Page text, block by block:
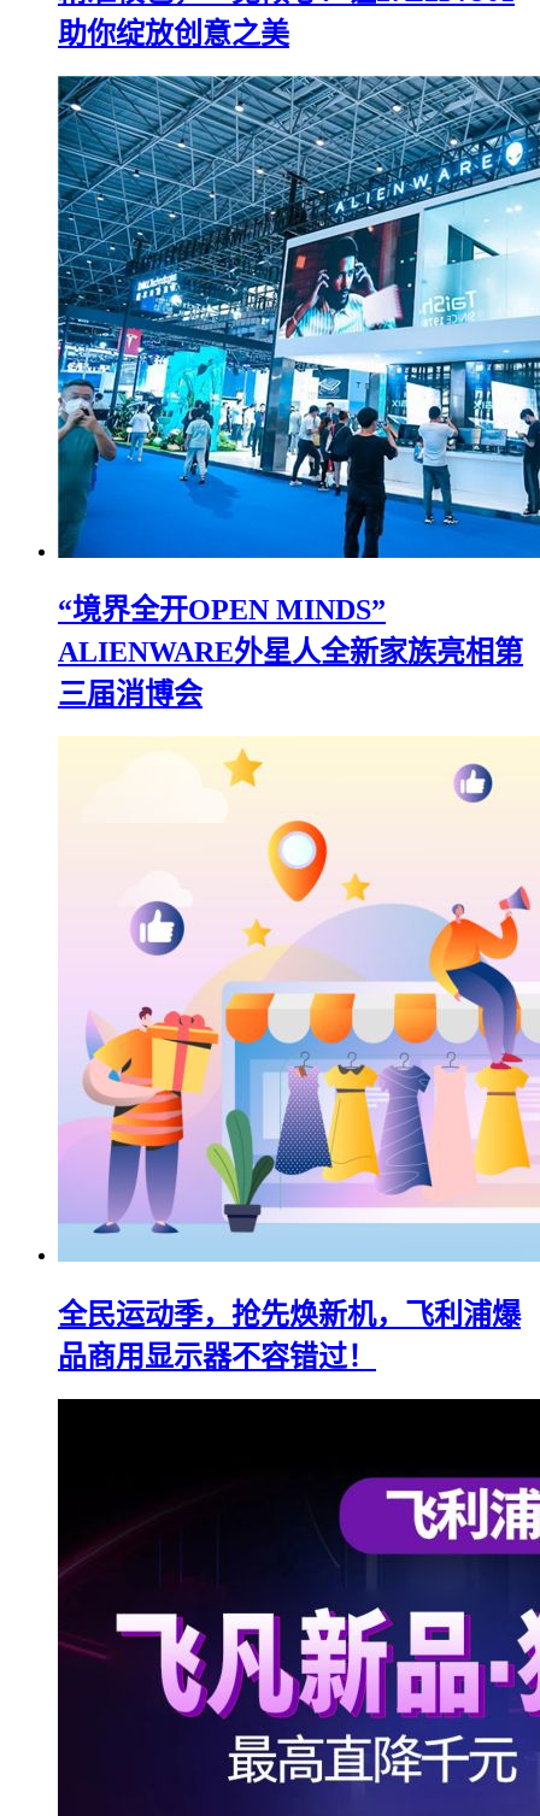
助你绽放创意之美
“境界全开OPEN MINDS”
ALIENWARE外星人全新家族亮相第
三届消博会
全民运动季，抢先焕新机，飞利浦爆
品商用显示器不容错过！